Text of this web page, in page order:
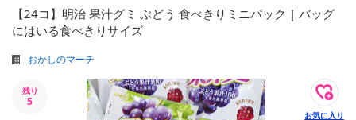
【24コ】明治 果汁グミ ぶどう 食べきりミニパック | バッグ
にはいる食べきりサイズ
おかしのマーチ
残り
5